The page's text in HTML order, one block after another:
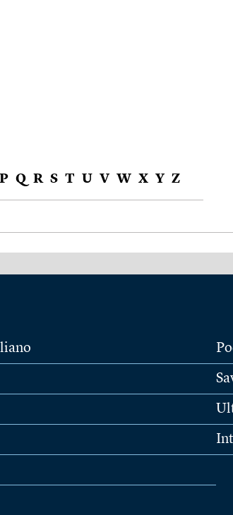
P Q R S T U V W X Y Z